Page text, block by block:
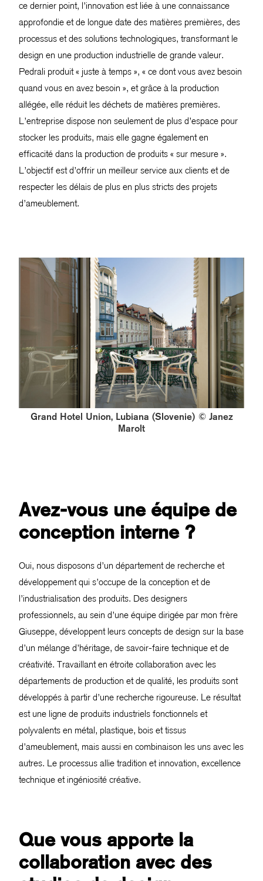
ce dernier point, l’innovation est liée à une connaissance
approfondie et de longue date des matières premières, des
processus et des solutions technologiques, transformant le
design en une production industrielle de grande valeur.
Pedrali produit « juste à temps », « ce dont vous avez besoin
quand vous en avez besoin », et grâce à la production
allégée, elle réduit les déchets de matières premières.
L’entreprise dispose non seulement de plus d’espace pour
stocker les produits, mais elle gagne également en
efficacité dans la production de produits « sur mesure ».
L’objectif est d’offrir un meilleur service aux clients et de
respecter les délais de plus en plus stricts des projets
d’ameublement.
Grand Hotel Union, Lubiana (Slovenie) © Janez
Marolt
Avez-vous une équipe de
conception interne ?
Oui, nous disposons d’un département de recherche et
développement qui s’occupe de la conception et de
l’industrialisation des produits. Des designers
professionnels, au sein d’une équipe dirigée par mon frère
Giuseppe, développent leurs concepts de design sur la base
d’un mélange d’héritage, de savoir-faire technique et de
créativité. Travaillant en étroite collaboration avec les
départements de production et de qualité, les produits sont
développés à partir d’une recherche rigoureuse. Le résultat
est une ligne de produits industriels fonctionnels et
polyvalents en métal, plastique, bois et tissus
d’ameublement, mais aussi en combinaison les uns avec les
autres. Le processus allie tradition et innovation, excellence
technique et ingéniosité créative.
Que vous apporte la
collaboration avec des